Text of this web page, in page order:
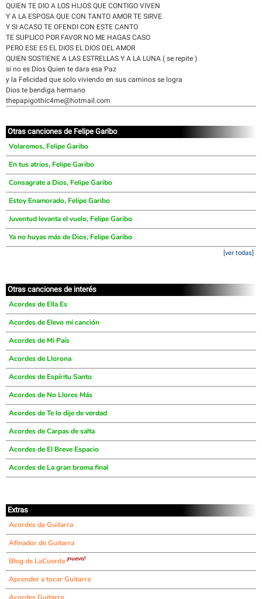
QUIEN TE DIO A LOS HIJOS QUE CONTIGO VIVEN
Y A LA ESPOSA QUE CON TANTO AMOR TE SIRVE
Y SI ACASO TE OFENDI CON ESTE CANTO
TE SUPLICO POR FAVOR NO ME HAGAS CASO
PERO ESE ES EL DIOS EL DIOS DEL AMOR
QUIEN SOSTIENE A LAS ESTRELLAS Y A LA LUNA ( se repite )
si no es Dios Quien te dara esa Paz
y la Felicidad que solo viviendo en sus caminos se logra
Dios te bendiga hermano
thepapigothic4me@hotmail.com
Otras canciones de Felipe Garibo
Volaremos, Felipe Garibo
En tus atrios, Felipe Garibo
Consagrate a Dios, Felipe Garibo
Estoy Enamorado, Felipe Garibo
Juventud levanta el vuelo, Felipe Garibo
Ya no huyas más de Dios, Felipe Garibo
[ver todas]
Otras canciones de interés
Acordes de Ella Es
Acordes de Elevo mi canción
Acordes de Mi País
Acordes de Llorona
Acordes de Espíritu Santo
Acordes de No Llores Más
Acordes de Te lo dije de verdad
Acordes de Carpas de salta
Acordes de El Breve Espacio
Acordes de La gran broma final
Extras
Acordes de Guitarra
Afinador de Guitarra
Blog de LaCuerda ¡nuevo!
Aprender a tocar Guitarra